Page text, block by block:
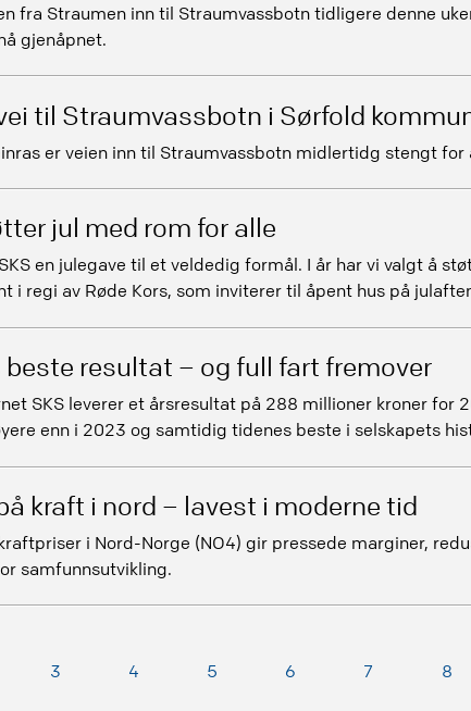
fra Straumen inn til Straumvassbotn tidligere denne
gjenåpnet.
til Straumvassbotn i Sørfold
er veien inn til Straumvassbotn midlertidg stengt for
jul med rom for alle
en julegave til et veldedig formål. I år har vi valgt å
i regi av Røde Kors, som inviterer til åpent hus på
beste resultat – og full fart fremover
SKS leverer et årsresultat på 288 millioner kroner for
enn i 2023 og samtidig tidenes beste i selskapets
kraft i nord – lavest i moderne tid
i Nord-Norge (NO4) gir pressede marginer,
samfunnsutvikling.
3 4 5 6 7 8